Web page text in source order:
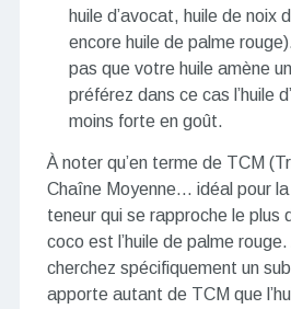
huile d’avocat, huile de noix
encore huile de palme
pas que votre huile amène
préférez dans ce cas l’huile
moins forte en goût.
À noter qu’en terme de TCM
Chaîne Moyenne… idéal pour
teneur qui se rapproche le plus
coco est l’huile de palme
cherchez spécifiquement un
apporte autant de TCM que